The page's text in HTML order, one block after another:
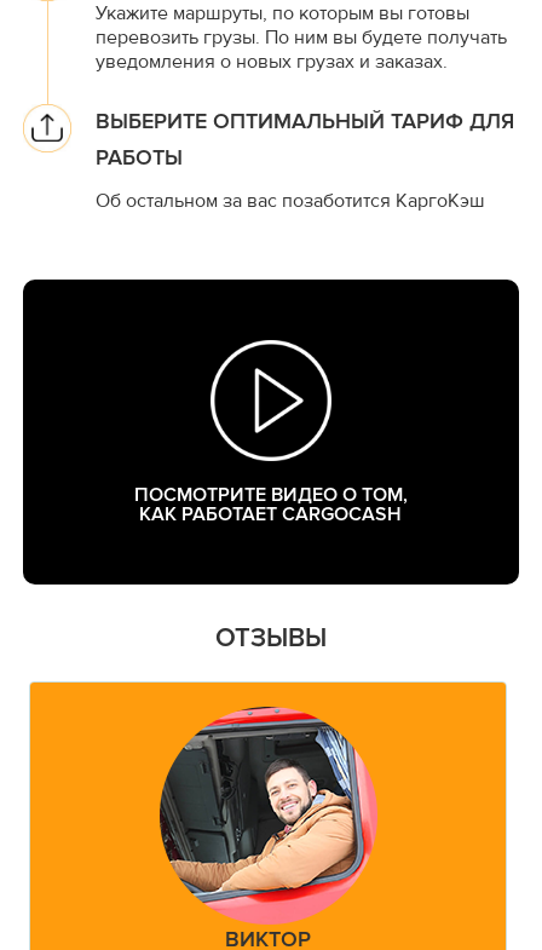
Укажите маршруты, по которым вы готовы
перевозить грузы. По ним вы будете получать
уведомления о новых грузах и заказах.
ВЫБЕРИТЕ ОПТИМАЛЬНЫЙ ТАРИФ ДЛЯ
РАБОТЫ
Об остальном за вас позаботится КаргоКэш
ПОСМОТРИТЕ ВИДЕО О ТОМ,
КАК РАБОТАЕТ CARGOCASH
ОТЗЫВЫ
ВИКТОР